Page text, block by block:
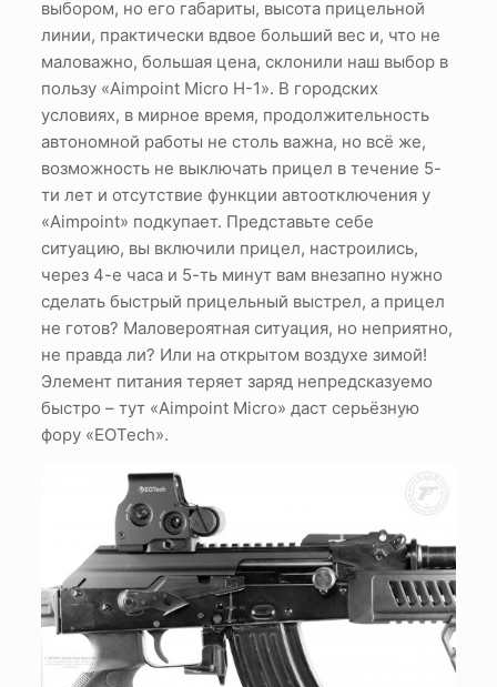
выбором, но его габариты, высота прицельной
линии, практически вдвое больший вес и, что не
маловажно, большая цена, склонили наш выбор в
пользу «Aimpoint Micro H-1». В городских
условиях, в мирное время, продолжительность
автономной работы не столь важна, но всё же,
возможность не выключать прицел в течение 5-
ти лет и отсутствие функции автоотключения у
«Aimpoint» подкупает. Представьте себе
ситуацию, вы включили прицел, настроились,
через 4-е часа и 5-ть минут вам внезапно нужно
сделать быстрый прицельный выстрел, а прицел
не готов? Маловероятная ситуация, но неприятно,
не правда ли? Или на открытом воздухе зимой!
Элемент питания теряет заряд непредсказуемо
быстро – тут «Aimpoint Micro» даст серьёзную
фору «EOTech».